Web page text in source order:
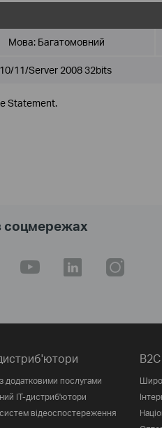
Мова: Багатомовний
11/Server 2008 32bits
Statement.
соцмережах
додатковими послугами
IT-дистриб'ютори
відеоспостереження